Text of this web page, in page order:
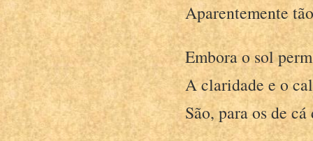
Aparentemente
Embora o sol
A claridade e o
São, para os de